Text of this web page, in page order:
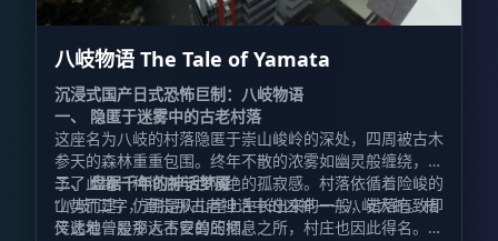
八岐物语 The Tale of Yamata
沉浸式国产日式恐怖巨制：八岐物语
一、 隐匿于迷雾中的古老村落
这座名为八岐的村落隐匿于崇山峻岭的深处，四周被古木
参天的森林重重包围。终年不散的浓雾如幽灵般缠绕，赋
予了此地一种彻底与世隔绝的孤寂感。村落依循着险峻的
山势而建，仿佛是从山崖上生长出来的一般，错落有致却
又透着一股令人不安的压抑。
二、 盘踞千年的神话梦魇
“八岐”二字，直指那古老神话中的凶神——八岐大蛇。相
传此地曾是那远古巨兽的栖息之所，村庄也因此得名。虽